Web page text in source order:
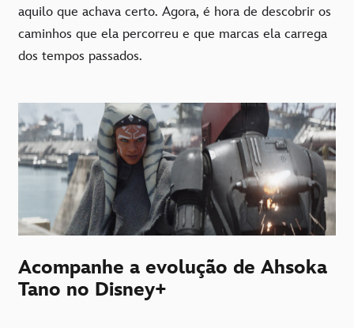
aquilo que achava certo. Agora, é hora de descobrir os
caminhos que ela percorreu e que marcas ela carrega
dos tempos passados.
Acompanhe a evolução de Ahsoka
Tano no Disney+